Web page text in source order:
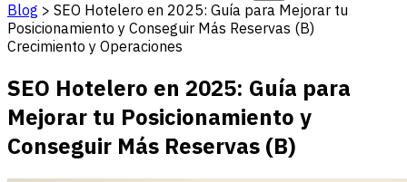
Blog > SEO Hotelero en 2025: Guía para Mejorar tu
Posicionamiento y Conseguir Más Reservas (B)
Crecimiento y Operaciones
SEO Hotelero en 2025: Guía para
Mejorar tu Posicionamiento y
Conseguir Más Reservas (B)